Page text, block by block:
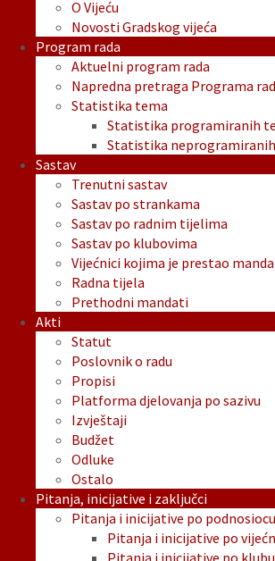
O Vijeću
Novosti Gradskog vijeća
Program rada
Aktuelni program rada
Napredna pretraga Programa
Statistika tema
Statistika programiranih
Statistika
Sastav
Trenutni sastav
Sastav po strankama
Sastav po radnim tijelima
Sastav po klubovima
Vijećnici kojima je prestao
Radna tijela
Prethodni mandati
Akti
Statut
Poslovnik o radu
Propisi
Platforma djelovanja po sazivu
Izvještaji
Budžet
Odluke
Ostalo
Pitanja, inicijative i zaključci
Pitanja i inicijative po podnosiocu
Pitanja i inicijative po